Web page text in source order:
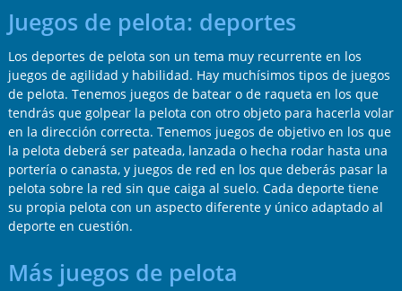
Juegos de pelota: deportes
Los deportes de pelota son un tema muy recurrente en los
juegos de agilidad y habilidad. Hay muchísimos tipos de juegos
de pelota. Tenemos juegos de batear o de raqueta en los que
tendrás que golpear la pelota con otro objeto para hacerla volar
en la dirección correcta. Tenemos juegos de objetivo en los que
la pelota deberá ser pateada, lanzada o hecha rodar hasta una
portería o canasta, y juegos de red en los que deberás pasar la
pelota sobre la red sin que caiga al suelo. Cada deporte tiene
su propia pelota con un aspecto diferente y único adaptado al
deporte en cuestión.
Más juegos de pelota